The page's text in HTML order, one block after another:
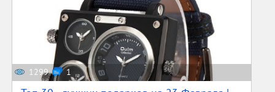
1299 1